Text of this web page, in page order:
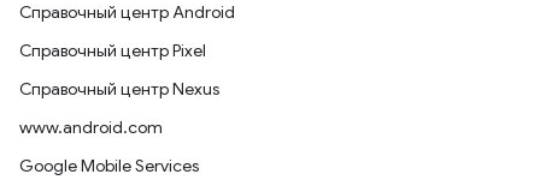
Справочный центр Android
Справочный центр Pixel
Справочный центр Nexus
www.android.com
Google Mobile Services